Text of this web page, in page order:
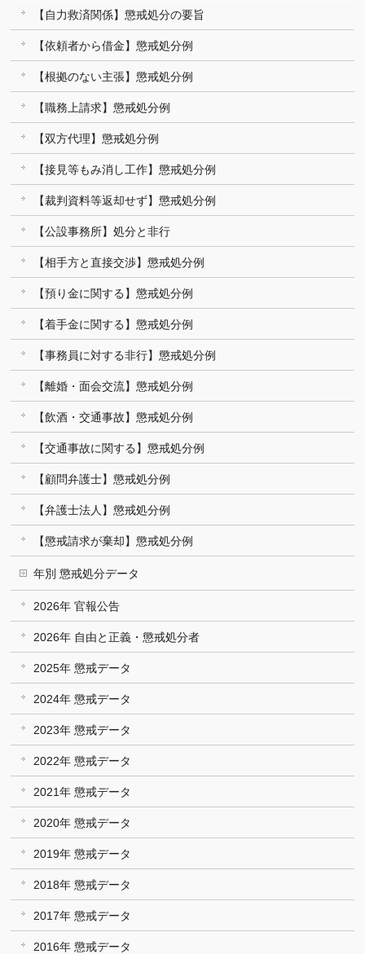
【自力救済関係】懲戒処分の要旨
【依頼者から借金】懲戒処分例
【根拠のない主張】懲戒処分例
【職務上請求】懲戒処分例
【双方代理】懲戒処分例
【接見等もみ消し工作】懲戒処分例
【裁判資料等返却せず】懲戒処分例
【公設事務所】処分と非行
【相手方と直接交渉】懲戒処分例
【預り金に関する】懲戒処分例
【着手金に関する】懲戒処分例
【事務員に対する非行】懲戒処分例
【離婚・面会交流】懲戒処分例
【飲酒・交通事故】懲戒処分例
【交通事故に関する】懲戒処分例
【顧問弁護士】懲戒処分例
【弁護士法人】懲戒処分例
【懲戒請求が棄却】懲戒処分例
年別 懲戒処分データ
2026年 官報公告
2026年 自由と正義・懲戒処分者
2025年 懲戒データ
2024年 懲戒データ
2023年 懲戒データ
2022年 懲戒データ
2021年 懲戒データ
2020年 懲戒データ
2019年 懲戒データ
2018年 懲戒データ
2017年 懲戒データ
2016年 懲戒データ